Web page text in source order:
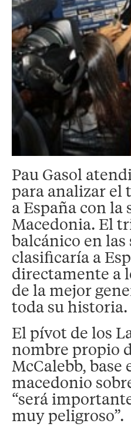
Pau Gasol
para analizar el
a España con
Macedonia. El
balcánico en
clasificaría a
directamente a
de la mejor
toda su historia.
El pívot de los
nombre propio
McCalebb,
macedonio
“será
muy peligroso”.